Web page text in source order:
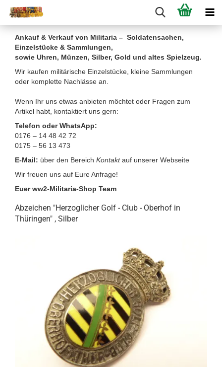
Ankauf & Verkauf von Militaria – Soldatensachen,
Einzelstücke & Sammlungen,
sowie Uhren, Münzen, Silber, Gold und altes Spielzeug.
Wir kaufen militärische Einzelstücke, kleine Sammlungen
oder komplette Nachlässe an.
Wenn Ihr uns etwas anbieten möchtet oder Fragen zum
Artikel habt, kontaktiert uns gern:
Telefon oder WhatsApp:
0176 – 14 48 42 72
0175 – 56 13 473
E-Mail: über den Bereich Kontakt auf unserer Webseite
Wir freuen uns auf Eure Anfrage!
Euer ww2-Militaria-Shop Team
Abzeichen "Herzoglicher Golf - Club - Oberhof in
Thüringen" , Silber